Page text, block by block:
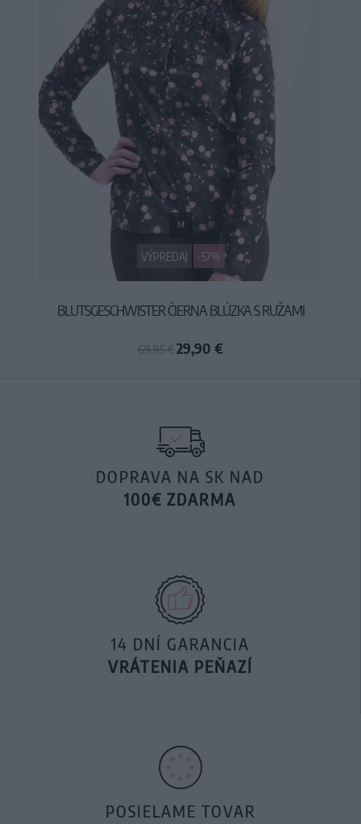
VÝPREDAJ -57%
M
BLUTSGESCHWISTER ČIERNA BLÚZKA S RUŽAMI
69,95 €29,90 €
DOPRAVA NA SK NAD
100€ ZDARMA
14 DNÍ GARANCIA
VRÁTENIA PEŇAZÍ
POSIELAME TOVAR